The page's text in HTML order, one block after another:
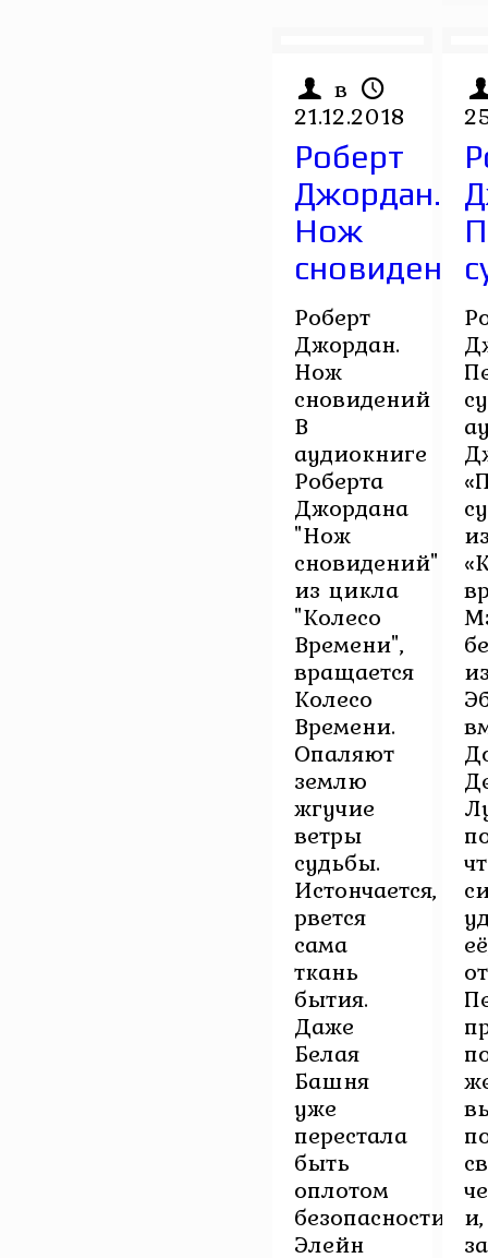
в
21.12.2018
Роберт
Джордан.
Нож
сновидений
Роберт
Джордан.
Нож
сновидений
В
аудиокниге
Роберта
Джордана
"Нож
сновидений"
из цикла
"Колесо
Времени",
вращается
Колесо
Времени.
Опаляют
землю
жгучие
ветры
судьбы.
Истончается,
рвется
сама
ткань
бытия.
Даже
Белая
Башня
уже
перестала
быть
оплотом
безопасности.
Элейн
и,